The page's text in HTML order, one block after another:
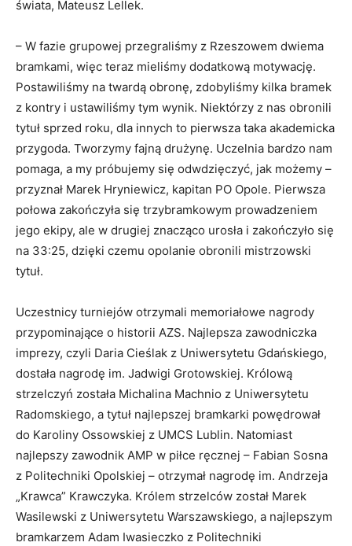
świata, Mateusz Lellek.
– W fazie grupowej przegraliśmy z Rzeszowem dwiema
bramkami, więc teraz mieliśmy dodatkową motywację.
Postawiliśmy na twardą obronę, zdobyliśmy kilka bramek
z kontry i ustawiliśmy tym wynik. Niektórzy z nas obronili
tytuł sprzed roku, dla innych to pierwsza taka akademicka
przygoda. Tworzymy fajną drużynę. Uczelnia bardzo nam
pomaga, a my próbujemy się odwdzięczyć, jak możemy –
przyznał Marek Hryniewicz, kapitan PO Opole. Pierwsza
połowa zakończyła się trzybramkowym prowadzeniem
jego ekipy, ale w drugiej znacząco urosła i zakończyło się
na 33:25, dzięki czemu opolanie obronili mistrzowski
tytuł.
Uczestnicy turniejów otrzymali memoriałowe nagrody
przypominające o historii AZS. Najlepsza zawodniczka
imprezy, czyli Daria Cieślak z Uniwersytetu Gdańskiego,
dostała nagrodę im. Jadwigi Grotowskiej. Królową
strzelczyń została Michalina Machnio z Uniwersytetu
Radomskiego, a tytuł najlepszej bramkarki powędrował
do Karoliny Ossowskiej z UMCS Lublin. Natomiast
najlepszy zawodnik AMP w piłce ręcznej – Fabian Sosna
z Politechniki Opolskiej – otrzymał nagrodę im. Andrzeja
„Krawca” Krawczyka. Królem strzelców został Marek
Wasilewski z Uniwersytetu Warszawskiego, a najlepszym
bramkarzem Adam Iwasieczko z Politechniki